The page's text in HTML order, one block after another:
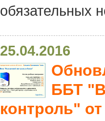
обязательных
25.04.2016
ББТ
контроль"